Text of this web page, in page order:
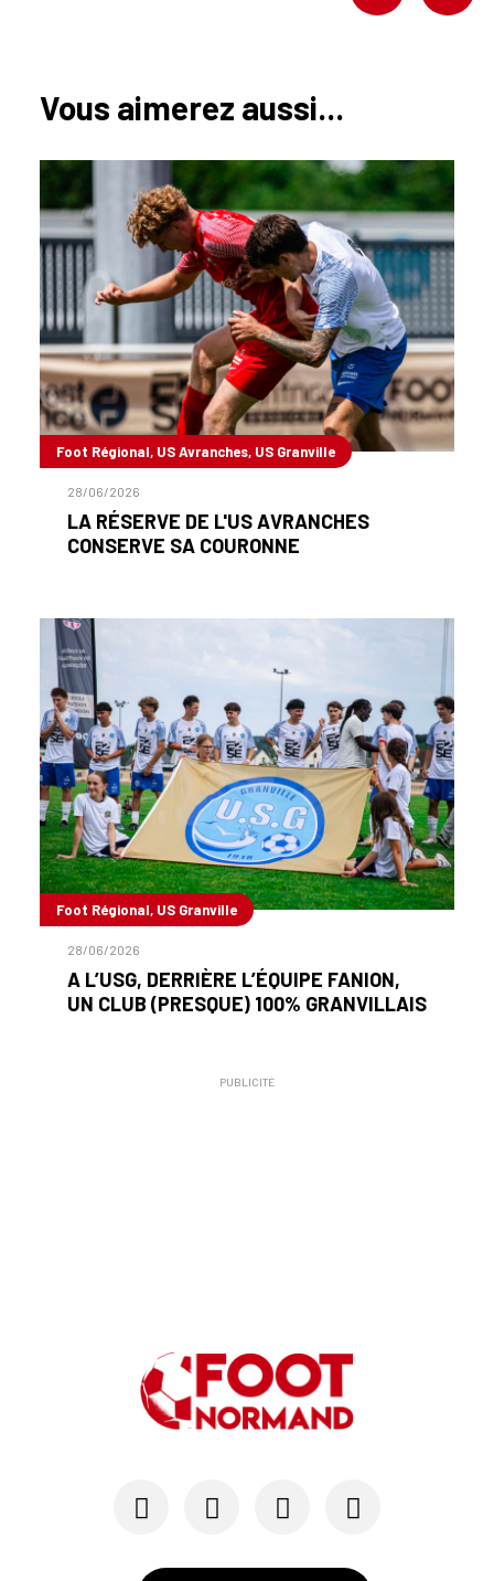
Vous aimerez aussi...
Foot Régional, US Avranches, US Granville
28/06/2026
LA RÉSERVE DE L'US AVRANCHES
CONSERVE SA COURONNE
Foot Régional, US Granville
28/06/2026
A L’USG, DERRIÈRE L’ÉQUIPE FANION,
UN CLUB (PRESQUE) 100% GRANVILLAIS
PUBLICITÉ